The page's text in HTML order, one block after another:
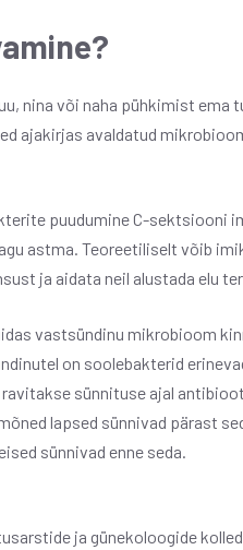
nina või naha pühkimist
ajakirjas avaldatud
puudumine C-sektsiooni
astma. Teoreetiliselt võib
ja aidata neil alustada elu
vastsündinu mikrobioom
on soolebakterid
sünnituse ajal
lapsed sünnivad pärast
sünnivad enne seda.
ja günekoloogide